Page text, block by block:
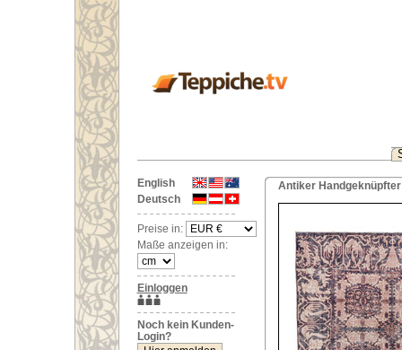
English
Deutsch
Preise in:
Maße anzeigen in:
Einloggen
Noch kein Kunden-
Login?
Antiker